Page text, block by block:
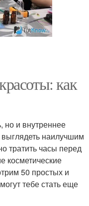
как
но и внутреннее
наилучшим
тратить часы перед
косметические
50 простых и
тебе стать еще